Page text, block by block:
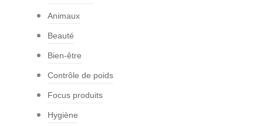
Animaux
Beauté
Bien-être
Contrôle de poids
Focus produits
Hygiène